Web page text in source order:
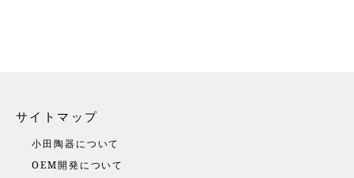
サイトマップ
小田陶器について
OEM開発について